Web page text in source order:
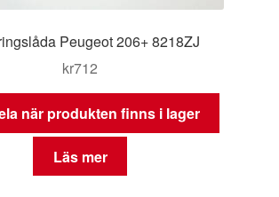
Peugeot 206+ 8218ZJ
kr712
när produkten finns i lager
Läs mer